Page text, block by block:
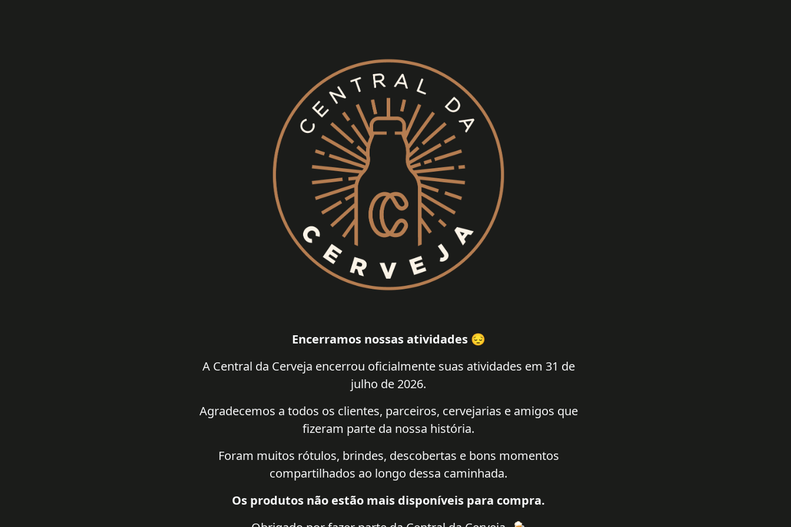
Encerramos nossas atividades 😔
A Central da Cerveja encerrou oficialmente suas atividades em 31 de
julho de 2026.
Agradecemos a todos os clientes, parceiros, cervejarias e amigos que
fizeram parte da nossa história.
Foram muitos rótulos, brindes, descobertas e bons momentos
compartilhados ao longo dessa caminhada.
Os produtos não estão mais disponíveis para compra.